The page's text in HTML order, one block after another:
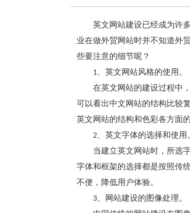
英文网站建设已经成为许
业在做外贸网站时并不知道外
些要注意的细节呢？
1 、英文网站风格的使用。
在英文网站的建设过程中
可以看出中文网站的结构比较
英文网站的结构和色彩各方面
2、英文字体的选择和使用
当建立英文网站时，所选
字体和框架的选择都是按照传
不便，降低用户体验。
3、网站建设的图像处理。